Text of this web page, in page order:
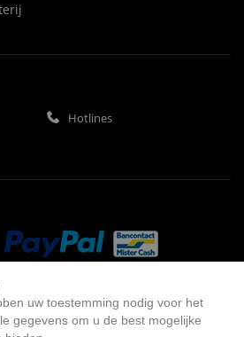
Hotlines
uw toestemming nodig voor het
gegevens om u de best mogelijke